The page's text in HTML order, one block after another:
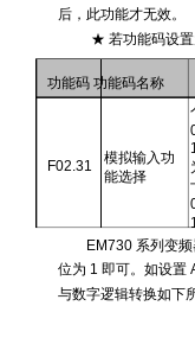
后，此功能才无效。
★ 若功能码设置
功能码 功能码名称
模拟输入功
F02.31
能选择
EM730 系列变
位为 1 即可。如设置
与数字逻辑转换如下